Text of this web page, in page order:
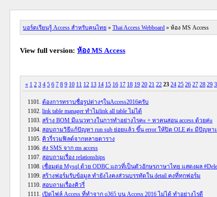
บอร์ดเรียนรู้ Access สำหรับคนไทย » Thai Access Webboard » ห้อง MS Access
View full version: ห้อง MS Access
« 1 2 3 4 5 6 7 8 9 10 11 12 13 14 15 16 17 18 19 20 21 22 23 24 25 26 27 28 29
ต้องการทราบชื่อรูปต่างๆในAccess2016ครับ
link table manager ทำไมlink all table ไม่ได้
สร้าง BOM มีแนวทางในการทำอย่างไรคะ + หาคนสอน access ด้วยค่ะ
สอบถามวิธีแก้ปัญหา run sub ย่อยแล้ว ขึ้น error ให้ปิด OLE ค่ะ มีปัญหา
คิวรี่รวมฟิลด์จากหลายตาราง
ส่ง SMS จาก ms access
สอบถามเรื่อง relationships
เชื่อมต่อ Mysql ด้วย ODBC แถวที่เป็นตัวอักษรภาษาไทย แสดงผล
สร้างฟอร์มรับข้อมูล ทำยังไงคงส่วนบรรทัดใน detail คงที่ทุกฟอร์ม
สอบถามเรื่องคิวรี่
เปิดไฟล์ Access ที่ทำจาก o365 บน Access 2016 ไม่ได้ ทำอย่างไรดี